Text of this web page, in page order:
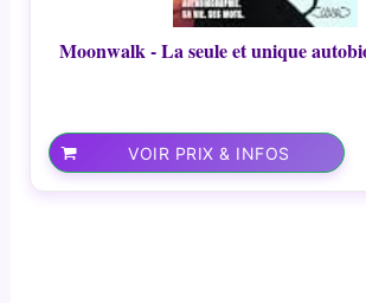
Moonwalk - La seule et unique
VOIR PRIX & INFOS